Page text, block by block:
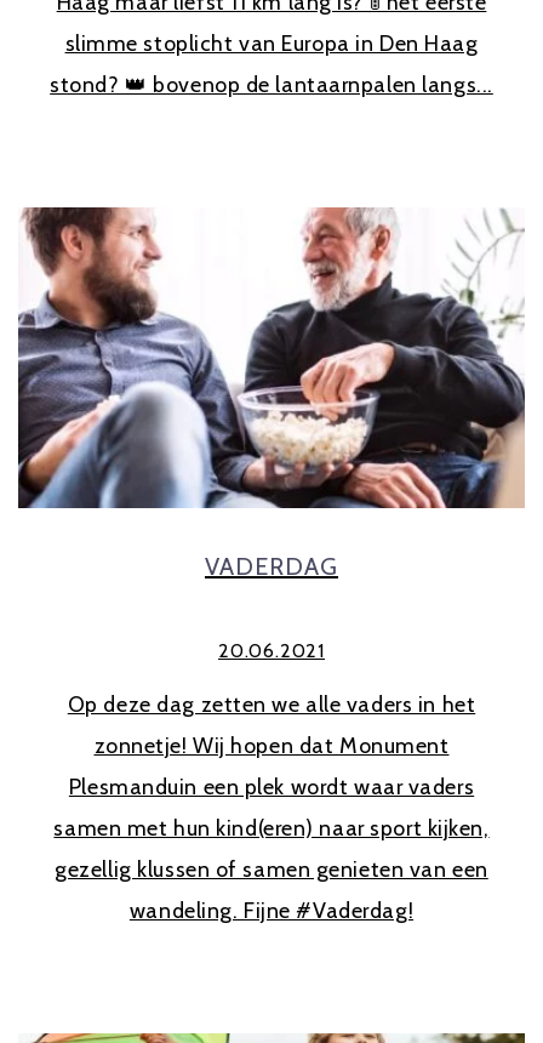
slimme stoplicht van Europa in Den Haag
stond? 👑 bovenop de lantaarnpalen langs...
VADERDAG
20.06.2021
Op deze dag zetten we alle vaders in het
zonnetje! Wij hopen dat Monument
Plesmanduin een plek wordt waar vaders
samen met hun kind(eren) naar sport kijken,
gezellig klussen of samen genieten van een
wandeling. Fijne #Vaderdag!